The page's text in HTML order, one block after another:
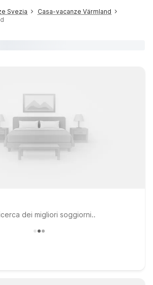
Svezia
Casa-vacanze Värmland
dei migliori soggiorni..